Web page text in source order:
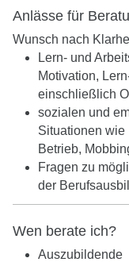
Anlässe für
Wunsch nach
Lern- und
Motivation,
einschließlich
sozialen und
Situationen wie
Betrieb,
Fragen zu
der
Wen berate ich?
Auszubildende